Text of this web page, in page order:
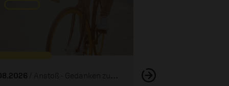
/ Anstoß - Gedanken zum Tag